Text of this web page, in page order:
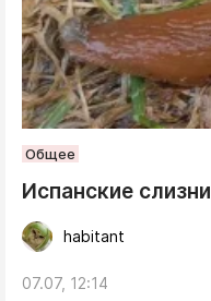
Общее
Испанские слизни
habitant
07.07, 12:14